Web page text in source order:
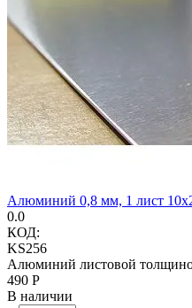
Алюминий 0,8 мм, 1 лист
0.0
КОД:
KS256
Алюминий листовой
‍490‍ Р
В наличии